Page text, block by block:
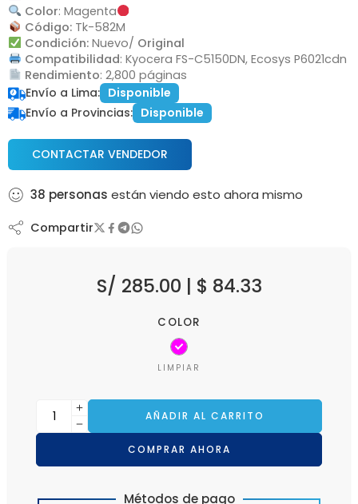
Color: Magenta
Código:Tk-582M
Condición: Nuevo/ Original
Compatibilidad: Kyocera FS-C5150DN, Ecosys P6021cdn
Rendimiento: 2,800 páginas
Envío a Lima: Disponible
Envío a Provincias: Disponible
CONTACTAR VENDEDOR
38 personas están viendo esto ahora mismo
Compartir
S/ 285.00 | $ 84.33
COLOR
LIMPIAR
AÑADIR AL CARRITO
COMPRAR AHORA
Métodos de pago